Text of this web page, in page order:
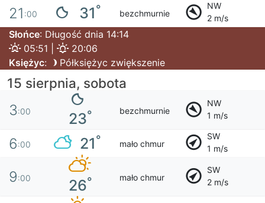
21 :00 31° bezchmurnie
NW
2 m/s
Słońce: Długość dnia 14:14
05:51 |
20:06
Księżyc: Półksiężyc zwiększenie
15 sierpnia, sobota
3:00 23° bezchmurnie
NW
1 m/s
6:00 21° mało chmur
SW
1 m/s
9:00 26° mało chmur
SW
2 m/s